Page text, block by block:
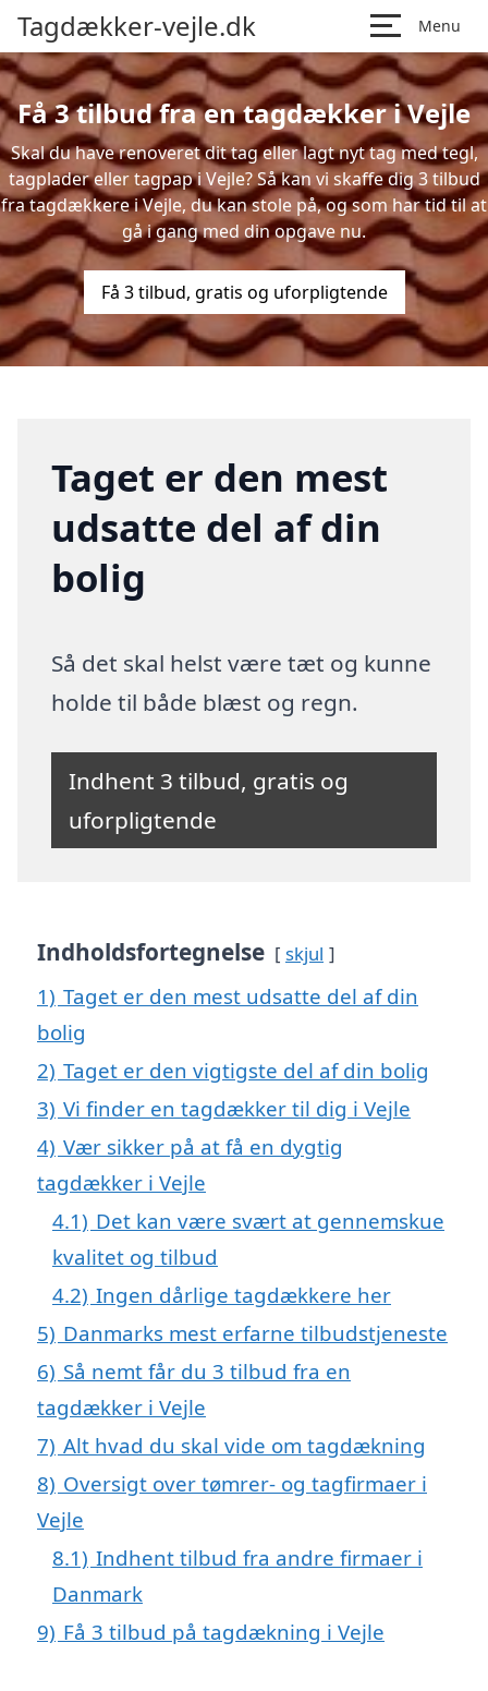
Tagdækker-vejle.dk Menu
Få 3 tilbud fra en tagdækker i Vejle
Skal du have renoveret dit tag eller lagt nyt tag med tegl,
tagplader eller tagpap i Vejle? Så kan vi skaffe dig 3 tilbud
fra tagdækkere i Vejle, du kan stole på, og som har tid til at
gå i gang med din opgave nu.
Få 3 tilbud, gratis og uforpligtende
Taget er den mest
udsatte del af din
bolig
Så det skal helst være tæt og kunne
holde til både blæst og regn.
Indhent 3 tilbud, gratis og
uforpligtende
Indholdsfortegnelse skjul
1) Taget er den mest udsatte del af din
bolig
2) Taget er den vigtigste del af din bolig
3) Vi finder en tagdækker til dig i Vejle
4) Vær sikker på at få en dygtig
tagdækker i Vejle
4.1) Det kan være svært at gennemskue
kvalitet og tilbud
4.2) Ingen dårlige tagdækkere her
5) Danmarks mest erfarne tilbudstjeneste
6) Så nemt får du 3 tilbud fra en
tagdækker i Vejle
7) Alt hvad du skal vide om tagdækning
8) Oversigt over tømrer- og tagfirmaer i
Vejle
8.1) Indhent tilbud fra andre firmaer i
Danmark
9) Få 3 tilbud på tagdækning i Vejle